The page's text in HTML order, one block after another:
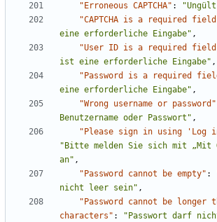
"Erroneous CAPTCHA" :
"CAPTCHA is a required
eine erforderliche Eingabe" ,
"User ID is a required
ist eine erforderliche Eingabe" ,
"Password is a required
eine erforderliche Eingabe" ,
"Wrong username or password"
Benutzername oder Passwort" ,
"Please sign in using 'Log
"Bitte melden Sie sich mit „Mit
an" ,
"Password cannot be empty" :
nicht leer sein" ,
"Password cannot be longer
characters" :
"Passwort darf